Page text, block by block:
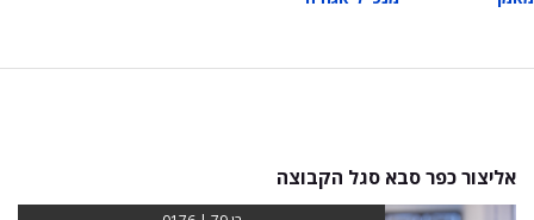
אליצור כפר סבא סגל הקבוצה